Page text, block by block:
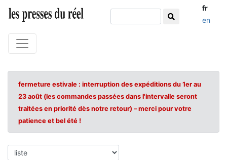
fr
en
fermeture estivale : interruption des expéditions du 1er au
23 août (les commandes passées dans l'intervalle seront
traitées en priorité dès notre retour) – merci pour votre
patience et bel été !